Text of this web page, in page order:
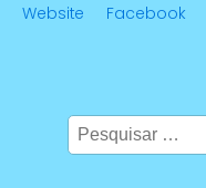
Website Facebook
Pesquisar
por: